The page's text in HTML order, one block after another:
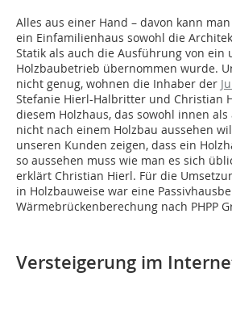
Alles aus einer Hand – davon kann
ein Einfamilienhaus sowohl die
Statik als auch die Ausführung von ein
Holzbaubetrieb übernommen wurde.
nicht genug, wohnen die Inhaber der
Stefanie Hierl-Halbritter und Christian
diesem Holzhaus, das sowohl innen
nicht nach einem Holzbau aussehen
unseren Kunden zeigen, dass ein
so aussehen muss wie man es sich
erklärt Christian Hierl. Für die
in Holzbauweise war eine
Wärmebrückenberechung nach PHPP
Versteigerung im